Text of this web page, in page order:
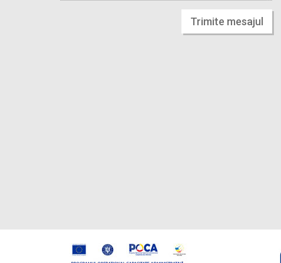
Trimite mesajul